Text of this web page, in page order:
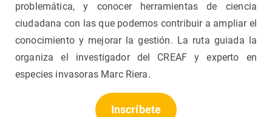
problemática, y conocer herramientas de ciencia
ciudadana con las que podemos contribuir a ampliar el
conocimiento y mejorar la gestión. La ruta guiada la
organiza el investigador del CREAF y experto en
especies invasoras Marc Riera.
Inscríbete